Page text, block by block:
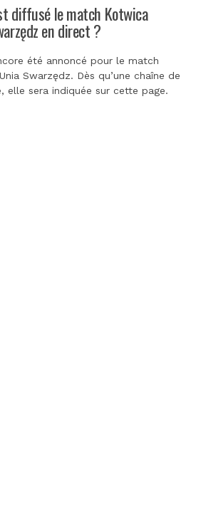
diffusé le match Kotwica
en direct ?
été annoncé pour le match
Swarzędz. Dès qu’une chaîne de
elle sera indiquée sur cette page.